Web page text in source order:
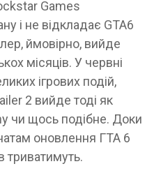
Games
і не відкладає GTA6
ймовірно, вийде
місяців. У червні
ігрових подій,
2 вийде тоді як
чи щось подібне. Доки
оновлення ГТА 6
триватимуть.